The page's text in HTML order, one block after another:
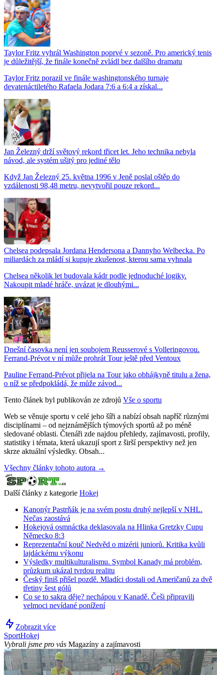
Taylor Fritz vyhrál Washington poprvé v sezoně. Pro americký tenis
je důležitější, že finále konečně zvládl bez dalšího dramatu
Taylor Fritz porazil ve finále washingtonského turnaje
devatenáctiletého Rafaela Jodara 7:6 a 6:4 a získal...
Jan Železný drží světový rekord třicet let. Jeho technika nebyla
návod, ale systém ušitý pro jediné tělo
Když Jan Železný 25. května 1996 v Jeně poslal oštěp do
vzdálenosti 98,48 metru, nevytvořil pouze rekord...
Chelsea podepsala Jordana Hendersona a Dannyho Welbecka. Po
miliardách za mládí si kupuje zkušenost, kterou sama vyhnala
Chelsea několik let budovala kádr podle jednoduché logiky.
Nakoupit mladé hráče, uvázat je dlouhými...
Dnešní časovka není jen soubojem Reusserové s Volleringovou.
Ferrand-Prévot v ní může prohrát Tour ještě před Ventoux
Pauline Ferrand-Prévot přijela na Tour jako obhájkyně titulu a žena,
o níž se předpokládá, že může závod...
Tento článek byl publikován ze zdrojů Vše o sportu
Web se věnuje sportu v celé jeho šíři a nabízí obsah napříč různými
disciplínami – od nejznámějších týmových sportů až po méně
sledované oblasti. Čtenáři zde najdou přehledy, zajímavosti, profily,
statistiky i témata, která ukazují sport z širší perspektivy než jen
skrze aktuální výsledky. Obsah...
Všechny články tohoto autora →
Další články z kategorie Hokej
Kanonýr Pastrňák je na svém postu druhý nejlepší v NHL.
Nečas zaostává
Hokejová osmnáctka deklasovala na Hlinka Gretzky Cupu
Německo 8:3
Reprezentační kouč Nedvěd o mizérii juniorů. Kritika kvůli
lajdáckému výkonu
Výsledky multikulturalismu. Symbol Kanady má problém,
průzkum ukázal tvrdou realitu
Český finiš přišel pozdě. Mladíci dostali od Američanů za dvě
třetiny šest gólů
Co se to sakra děje? nechápou v Kanadě. Češi připravili
velmoci nevídané ponížení
Zobrazit více
SportHokej
Vybrali jsme pro vás Magazíny a zajímavosti